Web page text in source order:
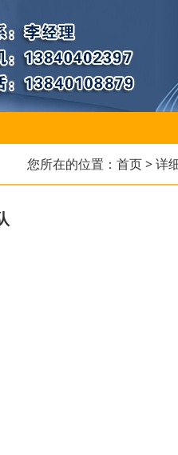
您所在的位置： 首页> 详